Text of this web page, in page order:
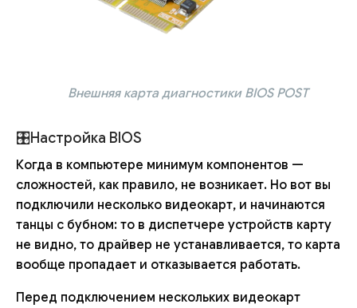
Внешняя карта диагностики BIOS POST
🎛Настройка BIOS
Когда в компьютере минимум компонентов —
сложностей, как правило, не возникает. Но вот вы
подключили несколько видеокарт, и начинаются
танцы с бубном: то в диспетчере устройств карту
не видно, то драйвер не устанавливается, то карта
вообще пропадает и отказывается работать.
Перед подключением нескольких видеокарт